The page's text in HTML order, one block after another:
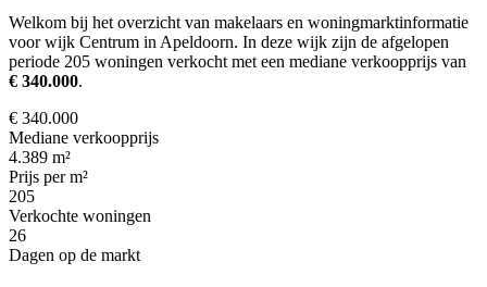
Welkom bij het overzicht van makelaars en woningmarktinformatie
voor wijk Centrum in Apeldoorn. In deze wijk zijn de afgelopen
periode 205 woningen verkocht met een mediane verkoopprijs van
€ 340.000.
€ 340.000
Mediane verkoopprijs
4.389 m²
Prijs per m²
205
Verkochte woningen
26
Dagen op de markt